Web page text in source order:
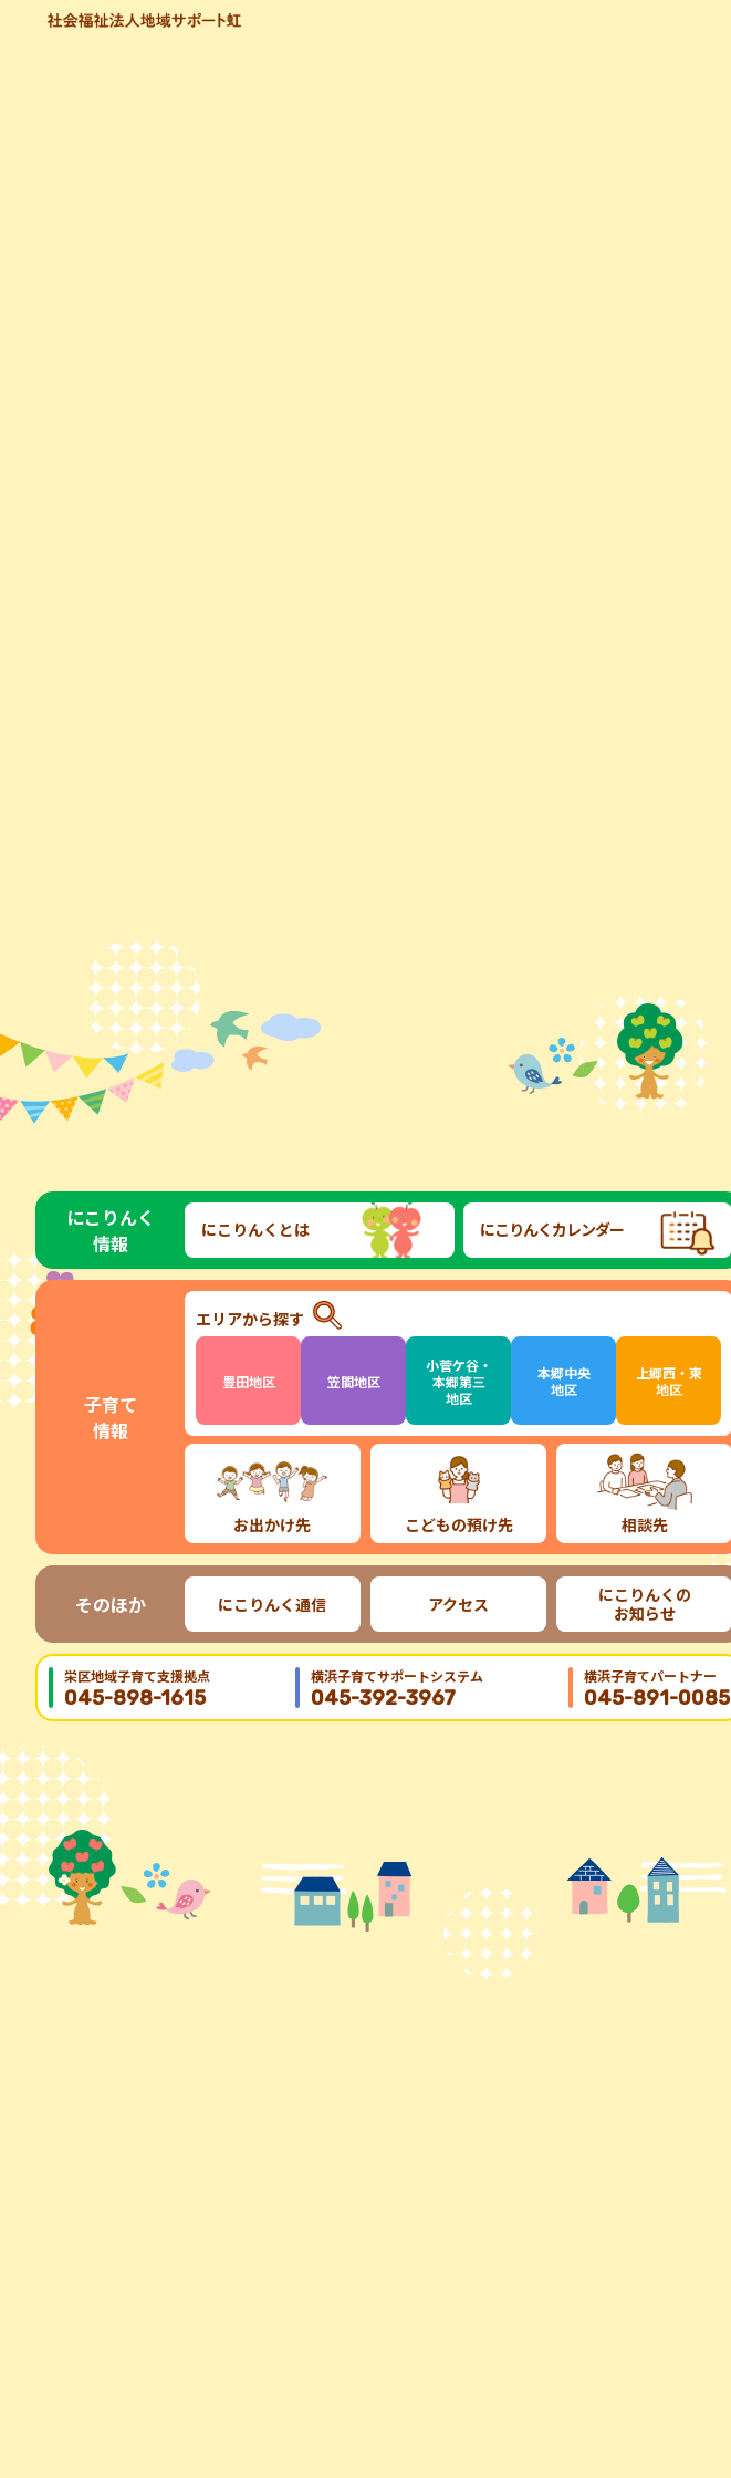
にこりんく
情報
にこりんくとは にこりんくカレンダー
子育て
情報
エリアから探す
豊田地区 笠間地区
小菅ケ谷・
本郷第三
地区
本郷中央
地区
上郷西・東
地区
お出かけ先 こどもの預け先 相談先
そのほか にこりんく通信 アクセス
にこりんくの
お知らせ
栄区地域⼦育て⽀援拠点
045-898-1615
横浜子育てサポートシステム
045-392-3967
横浜子育てパートナー
045-891-0085